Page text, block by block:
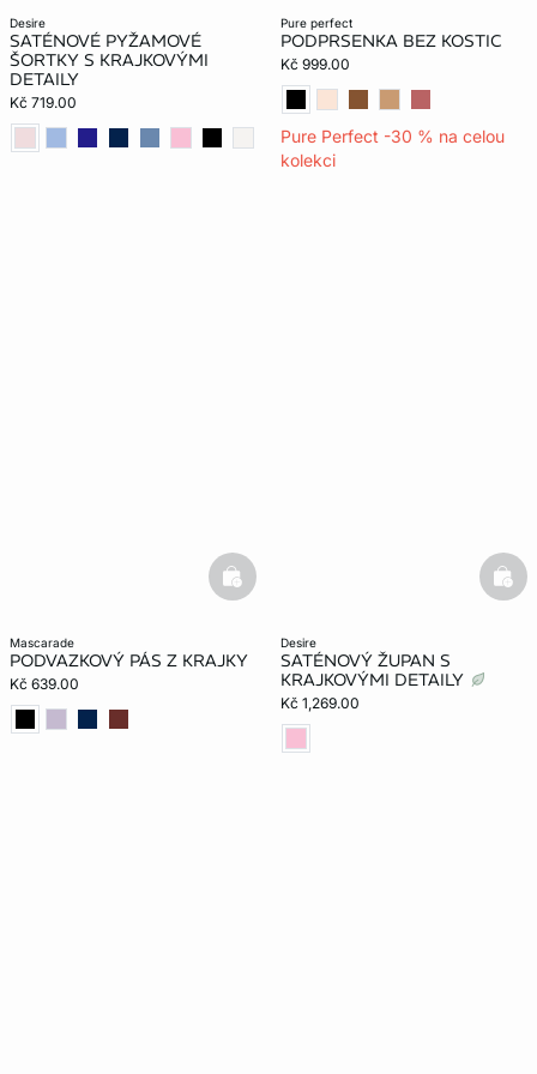
desire
SATÉNOVÉ PYŽAMOVÉ
ŠORTKY S KRAJKOVÝMI
DETAILY
Kč 719.00
pure perfect
PODPRSENKA BEZ KOSTIC
Kč 999.00
Pure Perfect -30 % na celou
kolekci
mascarade
PODVAZKOVÝ PÁS Z KRAJKY
Kč 639.00
basketfull
desire
SATÉNOVÝ ŽUPAN S
KRAJKOVÝMI DETAILY
Kč 1,269.00